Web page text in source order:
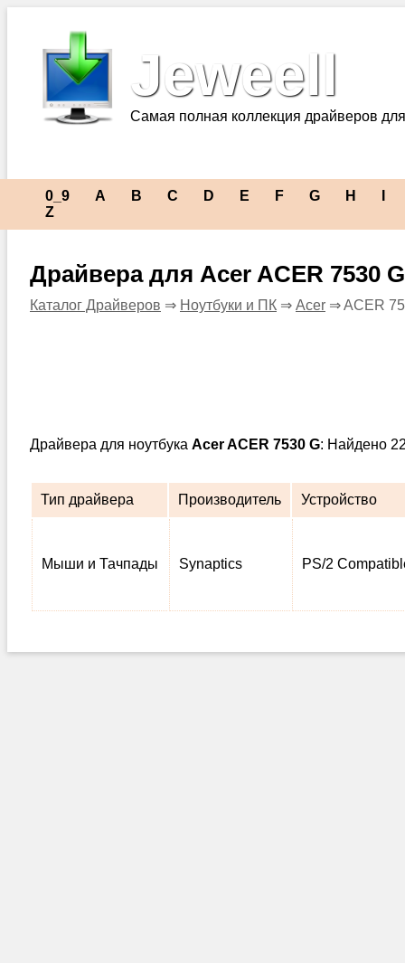
Jeweell
Самая полная коллекция драйверов
0_9 A B C D E F G H
Z
Драйвера для Acer ACER 7530 G
Каталог Драйверов ⇒ Ноутбуки и ПК ⇒ Acer ⇒ ACER
Драйвера для ноутбука Acer ACER 7530 G: Найдено
Тип драйвера Производитель Устройство
Мыши и Тачпады Synaptics PS/2